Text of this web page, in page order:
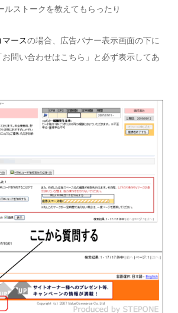
ルストークを教えてもらったり
ースの場合、広告バナー表示画面の下に
お問い合わせはこちら」と必ず表示してあ